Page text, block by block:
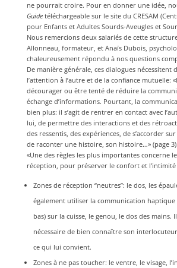
ne pourrait croire. Pour en donner une idée,
Guidetéléchargeable sur le site du CRESAM
pour Enfants et Adultes Sourds-Aveugles et
Nous remercions deux salariés de cette
Allonneau, formateur, et Anaïs Dubois,
chaleureusement répondu à nos questions
De manière générale, ces dialogues nécessitent
l’attention à l’autre et de la confiance mutuelle:
décourager ou être tenté de réduire la
échange d’informations. Pourtant, la
bien plus: il s’agit de rentrer en contact avec
lui, de permettre des interactions et des
des ressentis, des expériences, de s’accorder
de raconter une histoire, son histoire…» (page 3).
«Une des règles les plus importantes concerne
réception, pour préserver le confort et l’intimité
Zones de réception “neutres”: le dos, les
également utiliser la communication haptique
bas) sur la cuisse, le genou, le dos des mains.
nécessaire de bien connaître son
ce qui lui convient.
Zones à ne pas toucher: le ventre, le visage,